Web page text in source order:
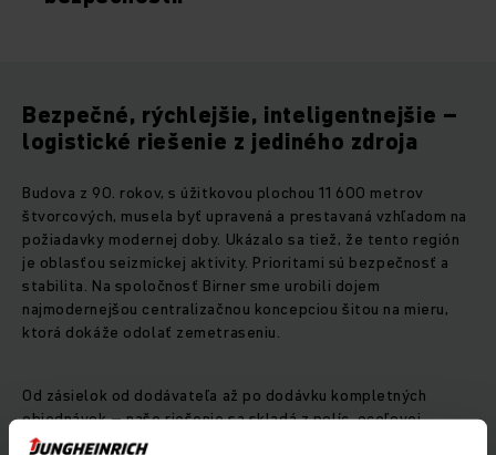
Bezpečné, rýchlejšie, inteligentnejšie –
logistické riešenie z jediného zdroja
Budova z 90. rokov, s úžitkovou plochou 11 600 metrov
štvorcových, musela byť upravená a prestavaná vzhľadom na
požiadavky modernej doby. Ukázalo sa tiež, že tento región
je oblasťou seizmickej aktivity. Prioritami sú bezpečnosť a
stabilita. Na spoločnosť Birner sme urobili dojem
najmodernejšou centralizačnou koncepciou šitou na mieru,
ktorá dokáže odolať zemetraseniu.
Od zásielok od dodávateľa až po dodávku kompletných
objednávok – naše riešenie sa skladá z políc, oceľovej
konštrukcie a paletového regálového skladu, čím sa